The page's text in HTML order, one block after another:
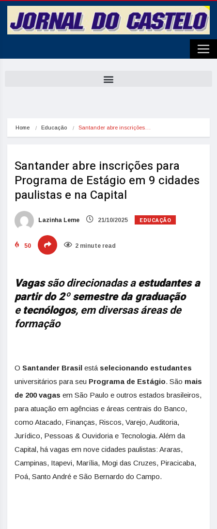
Home Educação Santander abre inscrições…
Santander abre inscrições para
Programa de Estágio em 9 cidades
paulistas e na Capital
Lazinha Leme 21/10/2025 EDUCAÇÃO
50 2 minute read
Vagassão direcionadas aestudantes a
partir do 2º semestre da graduação
etecnólogos, em diversas áreas de
formação
O Santander Brasil está selecionando estudantes
universitários para seu Programa de Estágio. São mais
de 200 vagas em São Paulo e outros estados brasileiros,
para atuação em agências e áreas centrais do Banco,
como Atacado, Finanças, Riscos, Varejo, Auditoria,
Jurídico, Pessoas & Ouvidoria e Tecnologia. Além da
Capital, há vagas em nove cidades paulistas: Araras,
Campinas, Itapevi, Marília, Mogi das Cruzes, Piracicaba,
Poá, Santo André e São Bernardo do Campo.